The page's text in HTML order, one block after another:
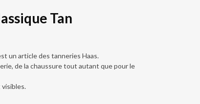
Tan
un article des tanneries Haas.
de la chaussure tout autant que pour le